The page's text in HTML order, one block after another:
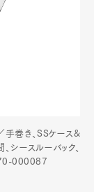
手巻き、SSケース&
シースルーバック、
000087